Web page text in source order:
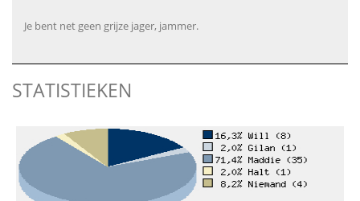
Je bent net geen grijze jager, jammer.
STATISTIEKEN